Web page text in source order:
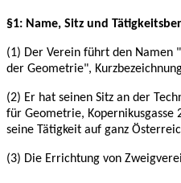
§1: Name, Sitz und
(1) Der Verein führt den Namen
der Geometrie",
(2) Er hat seinen Sitz an der
für Geometrie, Kopernikusgasse
seine Tätigkeit auf ganz
(3) Die Errichtung von